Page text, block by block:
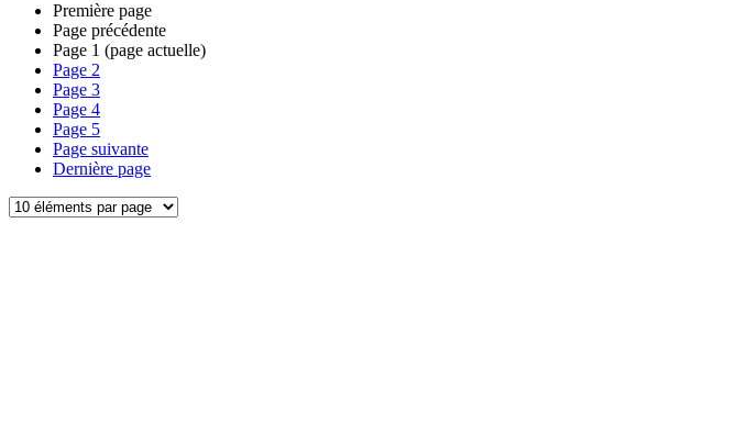
Première page
Page précédente
Page 1 (page actuelle)
Page 2
Page 3
Page 4
Page 5
Page suivante
Dernière page